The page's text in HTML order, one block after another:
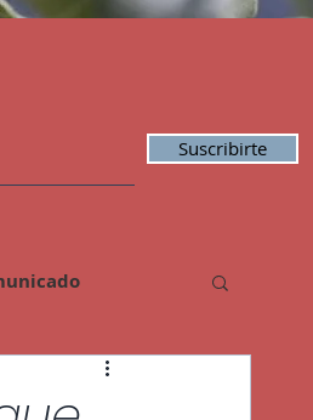
Suscribirte